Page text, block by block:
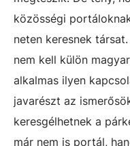
közösségi
neten keresnek
nem kell külön
alkalmas ilyen
javarészt az
keresgélhetnek a
már nem is portál,